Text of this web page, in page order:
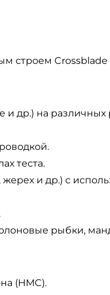
строем Crossblade
др.) на
теста.
и др.) с
рыбки,
(HMC).